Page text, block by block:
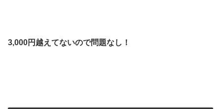
3,000円越えてないので問題なし！